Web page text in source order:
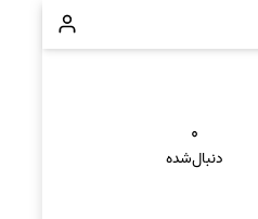
۰
دنبال‌شده